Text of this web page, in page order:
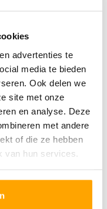
advertenties te
media te bieden
Ook delen we
site met onze
en analyse. Deze
met andere
of die ze hebben
van hun services.
aan tuinzijde
voorzijde
wastafel en